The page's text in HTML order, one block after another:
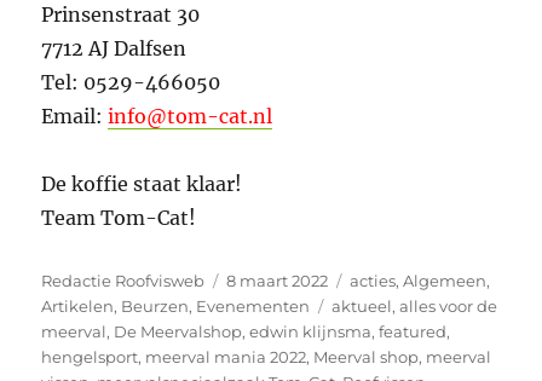
Prinsenstraat 30
7712 AJ Dalfsen
Tel: 0529-466050
Email:info@tom-cat.nl
De koffie staat klaar!
Team Tom-Cat!
Auteur
Redactie Roofvisweb
Geplaatst
op
8 maart 2022 Categorieën
acties,Algemeen,
Artikelen, Beurzen, Evenementen Tags
aktueel,alles voor de
meerval, De Meervalshop,edwin klijnsma,featured,
hengelsport, meerval mania 2022, Meerval shop, meerval